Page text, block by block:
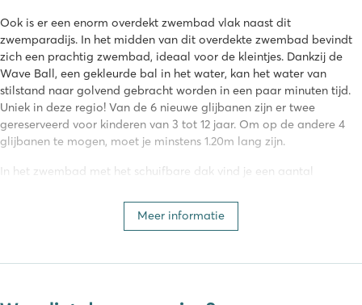
Ook is er een enorm overdekt zwembad vlak naast dit
zwemparadijs. In het midden van dit overdekte zwembad bevindt
zich een prachtig zwembad, ideaal voor de kleintjes. Dankzij de
Wave Ball, een gekleurde bal in het water, kan het water van
stilstand naar golvend gebracht worden in een paar minuten tijd.
Uniek in deze regio! Van de 6 nieuwe glijbanen zijn er twee
gereserveerd voor kinderen van 3 tot 12 jaar. Om op de andere 4
glijbanen te mogen, moet je minstens 1.20m lang zijn.
In het zwembad met het schuifbare dak vind je een aantal
dagen ook gezwommen kan worden.
Even ultiem relaxen? Ga dan naar de zen-ruimte van camping Le
Meer informatie